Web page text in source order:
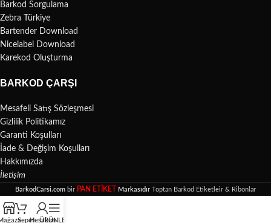
Barkod Sorgulama
Zebra Türkiye
Bartender Download
Nicelabel Download
Karekod Oluşturma
BARKOD ÇARŞI
Mesafeli Satış Sözleşmesi
Gizlilik Politikamız
Garanti Koşulları
İade & Değişim Koşulları
Hakkımızda
İletişim
BarkodCarsi.com bir PAN ETİKET Markasıdır Toptan Barkod Etiketleir & Ribonlar
SepetHesabım
ÜRÜNLER